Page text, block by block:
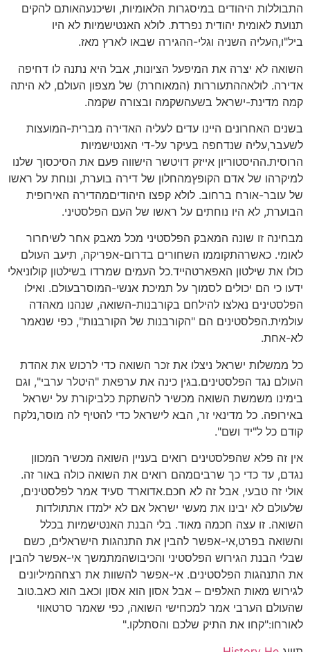
התבוללות היהודים במיסגרות הלאומיות, ושיכנעהאותם להקים
תנועת לאומית יהודית נפרדת. לולא האנטישמיות לא היו
ביל"ו,העליה השניה וגלי-ההגירה שבאו לארץ מאז.
השואה לא יצרה את המיפעל הציונות, אבל היא נתנה לו דחיפה
אדירה. לולאההתעוררות (המאוחרת) של מצפון העולם, לא היתה
קמה מדינת-ישראל בשעהשקמה ובצורה שקמה.
בשנים האחרונים היינו עדים לעליה האדירה מברית-המועצות
לשעבר,עליה שנדחפה בעיקר על-די האנטישמיות
הרוסית.ההיסטוריון אייזק דויטשר הישווה פעם את הסיכסוך שלנו
למיקרהו של אדם הקופץמהחלון של דירה בוערת, ונוחת על ראשו
של עובר-אורח ברחוב. לולא קפצו היהודיםמהדירה האירופית
הבוערת, לא היו נוחתים על ראשו של העם הפלסטיני.
מבחינה זו שונה המאבק הפלסטיני מכל מאבק אחר לשיחרור
לאומי. כאשרהתקוממו השחורים בדרום-אפריקה, תיעב העולם
כולו את שילטון האפארטהייד.כל העמים שמרדו בשילטון קולוניאלי
ידעו כי הם יכולים לסמוך על תמיכת אנשי-המוסרבעולם. ואילו
הפלסטינים נאלצו להילחם בקורבנות-השואה, שנהנו מאהדה
עולמית.הפלסטינים הם "הקורבנות של הקורבנות", כפי שנאמר
לא-אחת.
כל ממשלות ישראל ניצלו את זכר השואה כדי לרכוש את אהדת
העולם נגד הפלסטינים.בגין כינה את ערפאת "היטלר ערבי", וגם
בימינו משמשת השואה מכשיר להשתקת כלביקורת על ישראל
באירופה. כל מדינאי זר, הבא לישראל כדי להטיף לה מוסר,נלקח
קודם כל ל"יד ושם".
אין זה פלא שהפלסטינים רואים בעניין השואה מכשיר המכוון
נגדם, עד כדי כך שרביםמהם רואים את השואה כולה באור זה.
אולי זה טבעי, אבל זה לא חכם.אדוארד סעיד אמר לפלסטינים,
שלעולם לא יבינו את מעשי ישראל אם לא ילמדו אתתולדות
השואה. זו עצה חכמה מאוד. בלי הבנת האנטישמיות בכלל
והשואה בפרט,אי-אפשר להבין את התנהגות הישראלים, כשם
שבלי הבנת הגירוש הפלסטיני והכיבושהמתמשך אי-אפשר להבין
את התנהגות הפלסטינים. אי-אפשר להשוות את רצחהמיליונים
לגירוש מאות האלפים – אבל אסון הוא אסון וכאב הוא כאב.טוב
שהעולם הערבי אמר למכחישי השואה, כפי שאמר סרטאווי
לאורחו:"קחו את התיק שלכם והסתלקו."